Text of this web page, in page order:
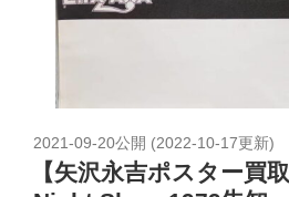
2021-09-20公開 (2022-10-17更新)
【矢沢永吉ポスター買